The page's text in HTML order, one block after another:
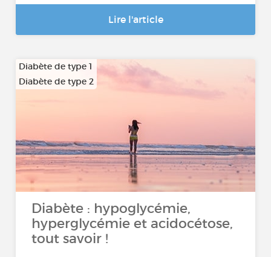
Lire l'article
Diabète de type 1
Diabète de type 2
Diabète : hypoglycémie,
hyperglycémie et acidocétose,
tout savoir !